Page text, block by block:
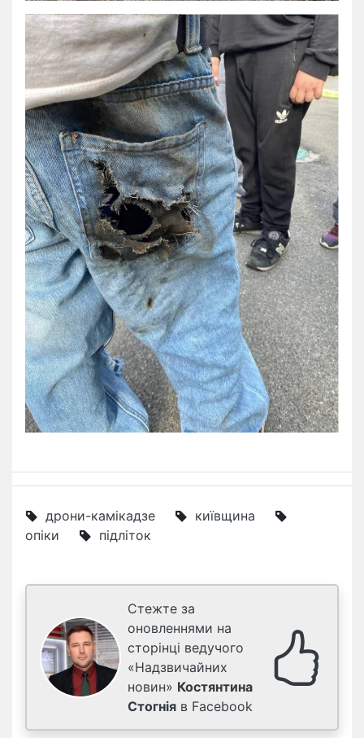
дрони-камікадзе
київщина
опіки
підліток
Стежте за
оновленнями на
сторінці ведучого
«Надзвичайних
новин» Костянтина
Стогнія в Facebook